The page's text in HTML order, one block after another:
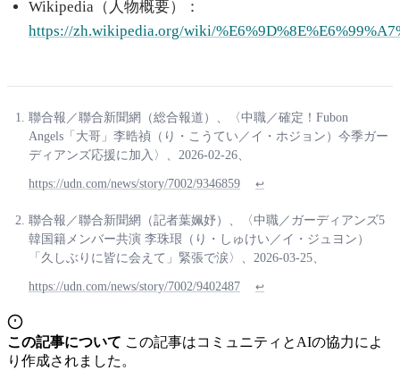
Wikipedia（人物概要）：
https://zh.wikipedia.org/wiki/
聯合報／聯合新聞網（総合報道）、〈中職／確定！Fubon
Angels「大哥」李晧禎（り・こうてい／イ・ホジョン）今季ガー
ディアンズ応援に加入〉、2026-02-26、
https://udn.com/news/story/7002/9346859 ↩
聯合報／聯合新聞網（記者葉姵妤）、〈中職／ガーディアンズ5
韓国籍メンバー共演 李珠珢（り・しゅけい／イ・ジュヨン）
「久しぶりに皆に会えて」緊張で涙〉、2026-03-25、
https://udn.com/news/story/7002/9402487 ↩
この記事について この記事はコミュニティとAIの協力によ
り作成されました。